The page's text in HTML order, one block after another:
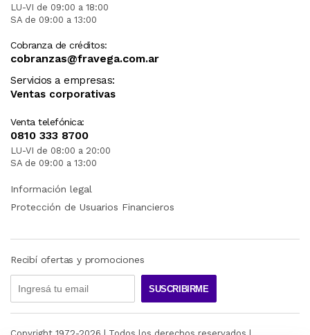
LU-VI de 09:00 a 18:00
SA de 09:00 a 13:00
Cobranza de créditos:
cobranzas@fravega.com.ar
Servicios a empresas:
Ventas corporativas
Venta telefónica:
0810 333 8700
LU-VI de 08:00 a 20:00
SA de 09:00 a 13:00
Información legal
Protección de Usuarios Financieros
Recibí ofertas y promociones
SUSCRIBIRME